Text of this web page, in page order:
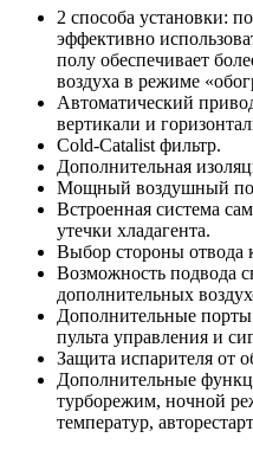
2 способа установки:
эффективно
полу обеспечивает
воздуха в режиме
Автоматический
вертикали и
Cold-Catalist фильтр.
Дополнительная
Мощный воздушный
Встроенная система
утечки хладагента.
Выбор стороны отвода
Возможность подвода
дополнительных
Дополнительные
пульта управления и
Защита испарителя от
Дополнительные
турборежим, ночной
температур,